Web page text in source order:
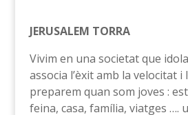
JERUSALEM TORRA
Vivim en una societat que
associa l’èxit amb la velocitat i
preparem quan som joves :
feina, casa, família, viatges ….